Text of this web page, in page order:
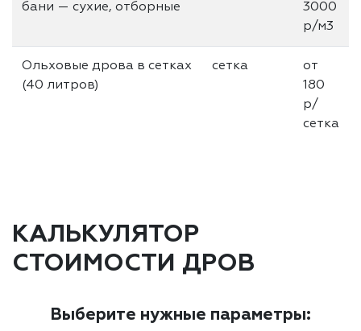
бани — сухие, отборные
3000
р/м3
Ольховые дрова в сетках
(40 литров)
сетка
от
180
р/
сетка
КАЛЬКУЛЯТОР
СТОИМОСТИ ДРОВ
Выберите нужные параметры: